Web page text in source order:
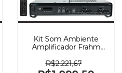
Kit Som Ambiente
Amplificador Frahm
Bluetooth + 4
Arandelas JBL 6CO1Q
R$2.221,67